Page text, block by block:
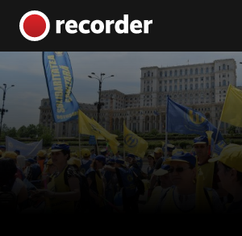
Skip to content
Main Navigation